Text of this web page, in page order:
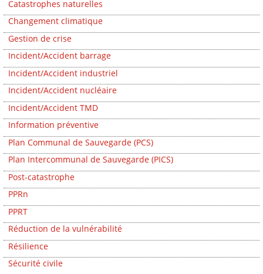
Catastrophes naturelles
Changement climatique
Gestion de crise
Incident/Accident barrage
Incident/Accident industriel
Incident/Accident nucléaire
Incident/Accident TMD
Information préventive
Plan Communal de Sauvegarde (PCS)
Plan Intercommunal de Sauvegarde (PICS)
Post-catastrophe
PPRn
PPRT
Réduction de la vulnérabilité
Résilience
Sécurité civile